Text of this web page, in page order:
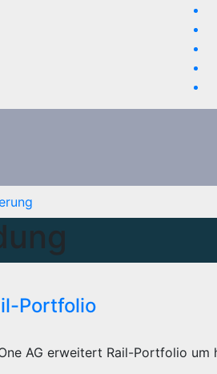
Portfolio
AG erweitert Rail-Portfolio um